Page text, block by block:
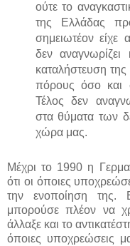
ούτε το
της Ελλάδας
σημειωτέον είχε
δεν
καταλήστευση
πόρους όσο και
Τέλος δεν
στα θύματα των
χώρα μας.
Μέχρι το 1990 η
ότι οι όποιες
την ενοποίηση της.
μπορούσε πλέον να
άλλαξε και το
όποιες υποχρεώσεις